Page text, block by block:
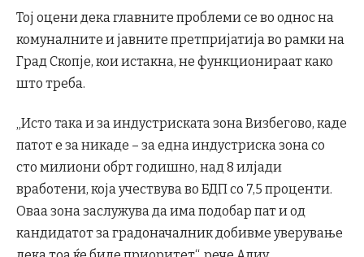
Тој оцени дека главните проблеми се во однос на
комуналните и јавните претпријатија во рамки на
Град Скопје, кои истакна, не функционираат како
што треба.
„Исто така и за индустриската зона Визбегово, каде
патот е за никаде – за една индустриска зона со
сто милиони обрт годишно, над 8 илјади
вработени, која учествува во БДП со 7,5 проценти.
Оваа зона заслужува да има подобар пат и од
кандидатот за градоначалник добивме уверување